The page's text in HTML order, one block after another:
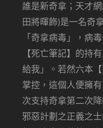
誰是新奇拿；天才
田將暉飾)是一名奇
「奇拿病毒」，病
【死亡筆記】的持
給我」。若然六本
掌控，這個人便擁
次支持奇拿第二次
邪惡計劃之正義之